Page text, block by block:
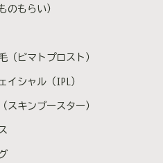
のもらい）
（ビマトプロスト）
イシャル（IPL）
スキンブースター）